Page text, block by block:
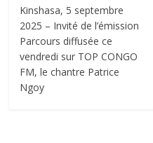
Kinshasa, 5 septembre
2025 – Invité de l’émission
Parcours diffusée ce
vendredi sur TOP CONGO
FM, le chantre Patrice
Ngoy